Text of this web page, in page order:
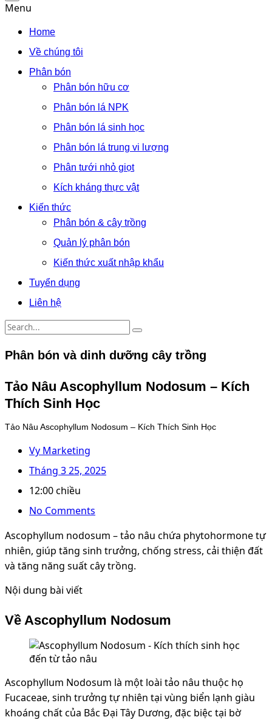
Menu
Home
Về chúng tôi
Phân bón
Phân bón hữu cơ
Phân bón lá NPK
Phân bón lá sinh học
Phân bón lá trung vi lượng
Phân tưới nhỏ giọt
Kích kháng thực vật
Kiến thức
Phân bón & cây trồng
Quản lý phân bón
Kiến thức xuất nhập khẩu
Tuyển dụng
Liên hệ
Phân bón và dinh dưỡng cây trồng
Tảo Nâu Ascophyllum Nodosum – Kích
Thích Sinh Học
Tảo Nâu Ascophyllum Nodosum – Kích Thích Sinh Học
Vy Marketing
Tháng 3 25, 2025
12:00 chiều
No Comments
Ascophyllum nodosum – tảo nâu chứa phytohormone tự
nhiên, giúp tăng sinh trưởng, chống stress, cải thiện đất
và tăng năng suất cây trồng.
Nội dung bài viết
Về Ascophyllum Nodosum
Ascophyllum Nodosum là một loài tảo nâu thuộc họ
Fucaceae, sinh trưởng tự nhiên tại vùng biển lạnh giàu
khoáng chất của Bắc Đại Tây Dương, đặc biệc tại bờ